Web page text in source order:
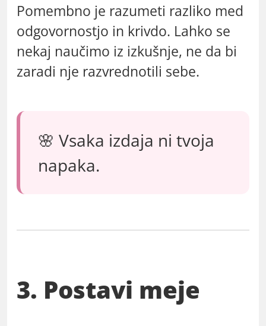
Pomembno je razumeti razliko med
odgovornostjo in krivdo. Lahko se
nekaj naučimo iz izkušnje, ne da bi
zaradi nje razvrednotili sebe.
🌸 Vsaka izdaja ni tvoja
napaka.
3. Postavi meje